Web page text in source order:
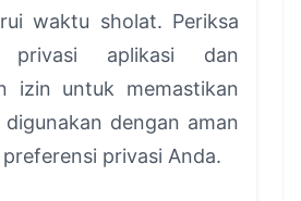
waktu sholat. Periksa
privasi aplikasi dan
izin untuk memastikan
dengan aman
preferensi privasi Anda.